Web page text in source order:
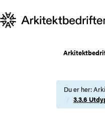
Du er her:
3.3.6